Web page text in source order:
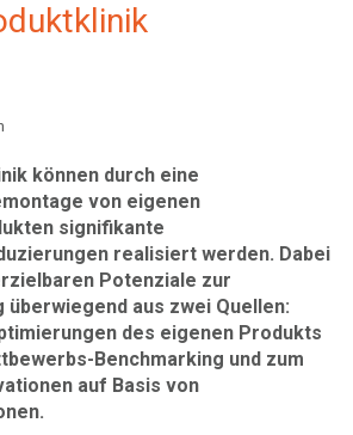
können durch eine
von eigenen
signifikante
realisiert werden. Dabei
Potenziale zur
überwiegend aus zwei Quellen:
des eigenen Produkts
Benchmarking und zum
auf Basis von